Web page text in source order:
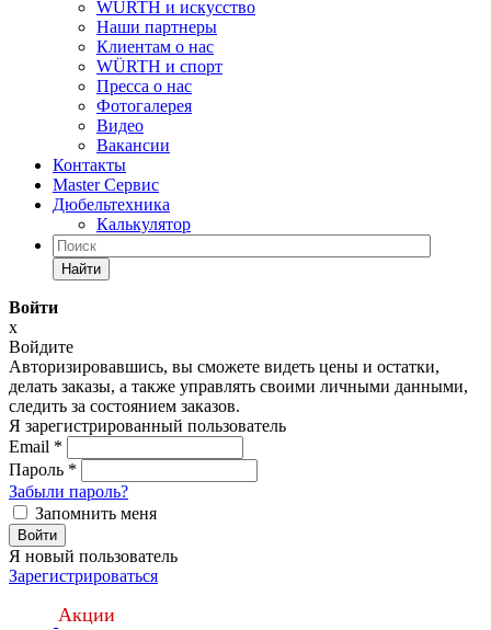
WÜRTH и искусство
Наши партнеры
Клиентам о нас
WÜRTH и спорт
Пресса о нас
Фотогалерея
Видео
Вакансии
Контакты
Master Сервис
Дюбельтехника
Калькулятор
Найти
Войти
x
Войдите
Авторизировавшись, вы сможете видеть цены и остатки,
делать заказы, а также управлять своими личными данными,
следить за состоянием заказов.
Я зарегистрированный пользователь
Email *
Пароль *
Забыли пароль?
Запомнить меня
Войти
Я новый пользователь
Зарегистрироваться
Акции